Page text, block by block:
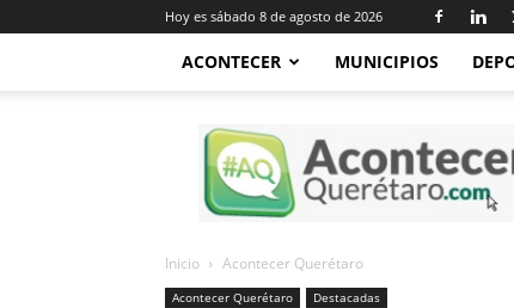
Hoy es sábado 8 de agosto de 2026
ACONTECER MUNICIPIOS
Acontecer
Querétaro
Inicio Acontecer Querétaro
Acontecer Querétaro Destacadas